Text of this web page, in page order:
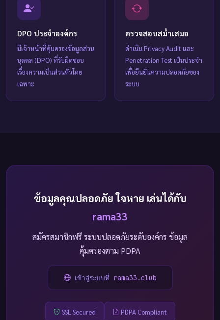
DPO ประจำองค์กร
มีเจ้าหน้าที่คุ้มครองข้อมูลส่วน
บุคคล (DPO) ที่รับผิดชอบ
เรื่องความเป็นส่วนตัวโดย
เฉพาะ
ตรวจสอบสม่ำเสมอ
ดำเนิน Privacy Audit และ
Penetration Test เป็นประจำ
เพื่อยืนยันความปลอดภัยของ
ระบบ
ข้อมูลคุณปลอดภัย ใจหาย เล่นได้กับ
rama33
สมัครสมาชิกฟรี ระบบปลอดภัยระดับองค์กร ข้อมูล
คุ้มครองตาม PDPA
เข้าสู่ระบบที่ rama33.club
SSL Secured PDPA Compliant